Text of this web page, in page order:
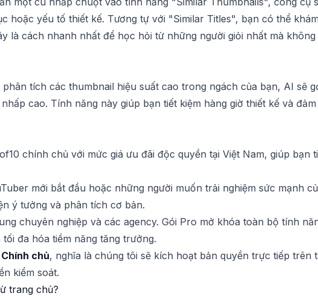
hoặc yếu tố thiết kế. Tương tự với "Similar Titles", bạn có thể
là cách nhanh nhất để học hỏi từ những người giỏi nhất mà
tích các thumbnail hiệu suất cao trong ngách của bạn, AI sẽ
cao. Tính năng này giúp bạn tiết kiệm hàng giờ thiết kế và
chính chủ với mức giá ưu đãi độc quyền tại Việt Nam, giúp bạn
mới bắt đầu hoặc những người muốn trải nghiệm sức mạnh
ý tưởng và phân tích cơ bản.
chuyên nghiệp và các agency. Gói Pro mở khóa toàn bộ tính
đa hóa tiềm năng tăng trưởng.
chủ, nghĩa là chúng tôi sẽ kích hoạt bản quyền trực tiếp trên
kiểm soát.
trang chủ?